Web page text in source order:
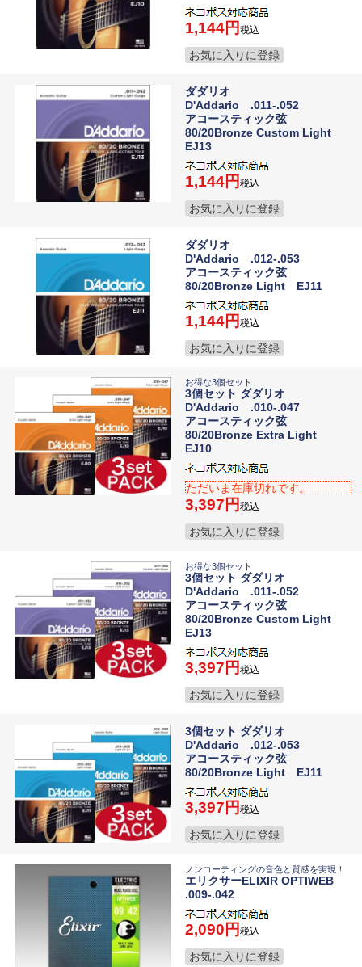
1,144 税込
お気に入りに登録
ダダリオ
D'Addario .011-.052
アコースティック弦
80/20Bronze Custom Light
EJ13
1,144 税込
お気に入りに登録
ダダリオ
D'Addario .012-.053
アコースティック弦
80/20Bronze Light EJ11
1,144 税込
お気に入りに登録
お得な3個セット
3個セット ダダリオ
D'Addario .010-.047
アコースティック弦
80/20Bronze Extra Light
EJ10
ただいま在庫切れです。
3,397 税込
お気に入りに登録
お得な3個セット
3個セット ダダリオ
D'Addario .011-.052
アコースティック弦
80/20Bronze Custom Light
EJ13
3,397 税込
お気に入りに登録
3個セット ダダリオ
D'Addario .012-.053
アコースティック弦
80/20Bronze Light EJ11
3,397 税込
お気に入りに登録
ノンコーティングの音色と質感を実現！
エリクサーELIXIR OPTIWEB
.009-.042
2,090 税込
お気に入りに登録